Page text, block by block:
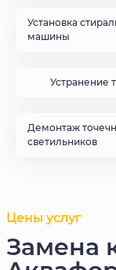
Установка
машины
Устранение
Демонтаж
светильников
Цены услуг
Замена